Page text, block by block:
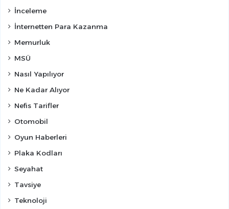
İnceleme
İnternetten Para Kazanma
Memurluk
MSÜ
Nasıl Yapılıyor
Ne Kadar Alıyor
Nefis Tarifler
Otomobil
Oyun Haberleri
Plaka Kodları
Seyahat
Tavsiye
Teknoloji